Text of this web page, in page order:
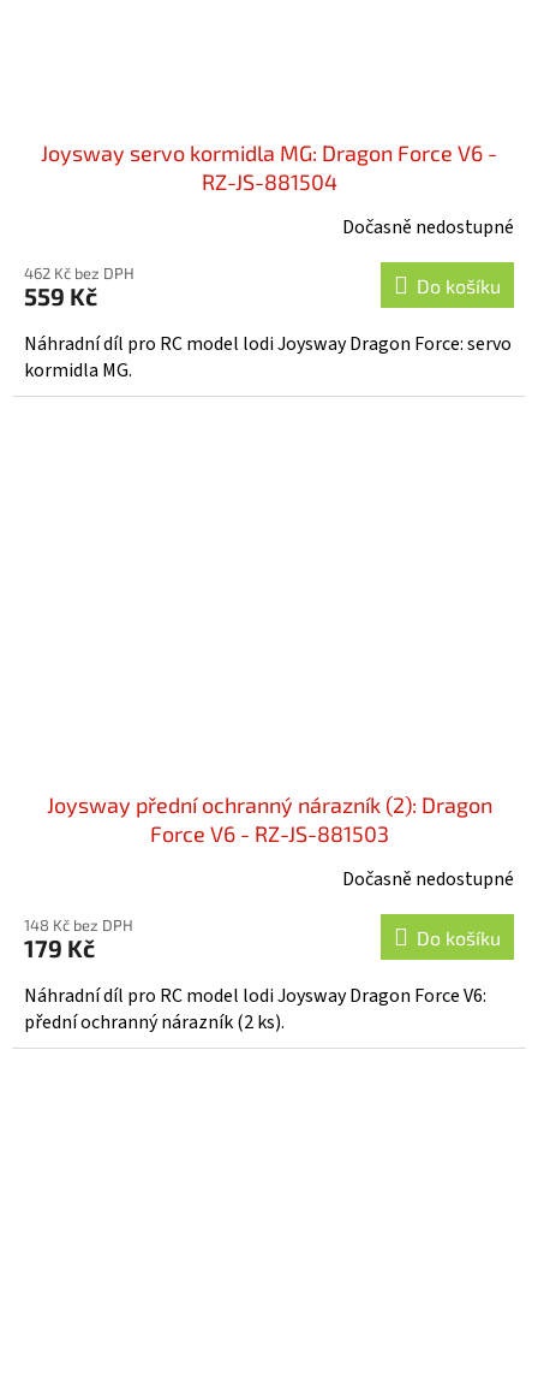
Joysway servo kormidla MG: Dragon Force V6 -
RZ-JS-881504
Dočasně nedostupné
462 Kč bez DPH
559 Kč Do košíku
Náhradní díl pro RC model lodi Joysway Dragon Force: servo
kormidla MG.
Joysway přední ochranný nárazník (2): Dragon
Force V6 - RZ-JS-881503
Dočasně nedostupné
148 Kč bez DPH
179 Kč Do košíku
Náhradní díl pro RC model lodi Joysway Dragon Force V6:
přední ochranný nárazník (2 ks).